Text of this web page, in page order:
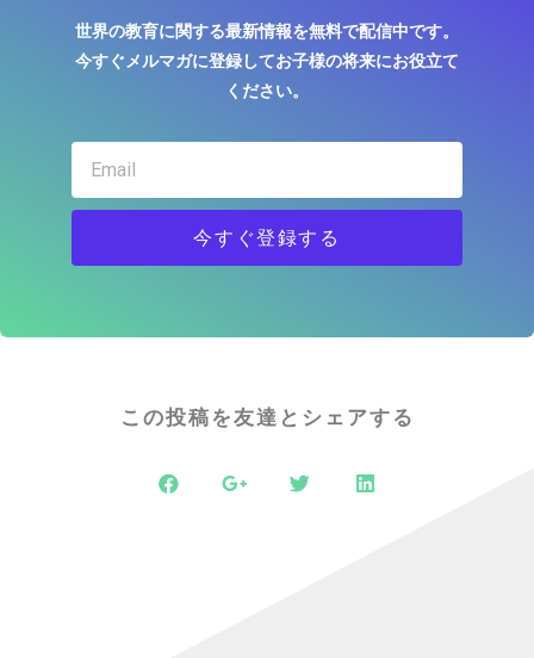
世界の教育に関する最新情報を無料で配信中です。
今すぐメルマガに登録してお子様の将来にお役立て
ください。
今すぐ登録する
この投稿を友達とシェアする